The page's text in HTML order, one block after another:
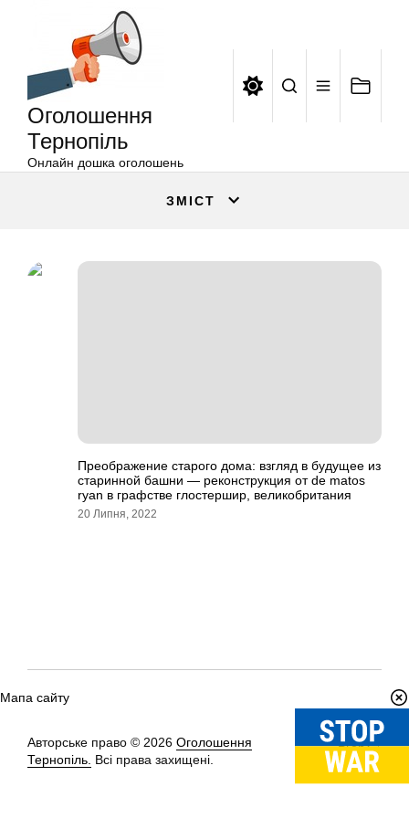
Оголошення
Тернопіль
Онлайн дошка оголошень
ЗМІСТ
Преображение старого дома: взгляд в будущее из
старинной башни — реконструкция от de matos
ryan в графстве глостершир, великобритания
20 Липня, 2022
Мапа сайту
Авторське право © 2026 Оголошення
Тернопіль. Всі права захищені.
Вгору